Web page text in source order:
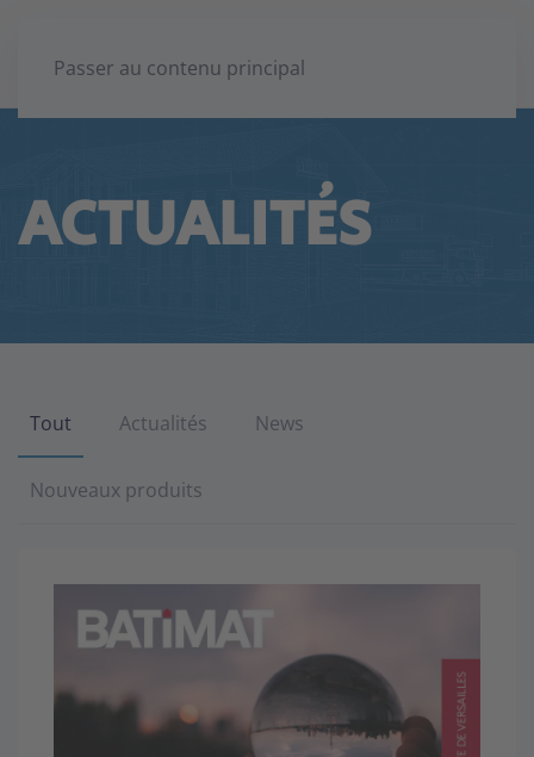
Passer au contenu principal
ACTUALITÉS
Tout Actualités News
Nouveaux produits